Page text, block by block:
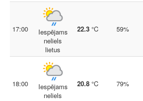
17:00
Iespējams
neliels
lietus
22.3 °C 59%
18:00
Iespējams
neliels
20.8 °C 79%